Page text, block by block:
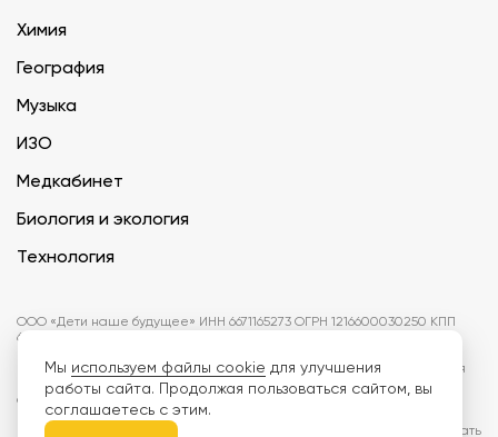
Химия
География
Музыка
ИЗО
Медкабинет
Биология и экология
Технология
ООО «Дети наше будущее» ИНН 6671165273 ОГРН 1216600030250 КПП
667101001 БИК 046577674
Информация на сайте не является публичной офертой. Изображения
могут отличаться от поставляемых товаров. Поставщик оставляет за
собой право изменить цены и характеристики товаров без
предварительного уведомления заказчика, если это не влияет на
качество поставляемой продукции. Мы используем cookie, чтобы делать
Мы используем файлы cookie для улучшения
работы сайта. Продолжая пользоваться сайтом, вы
соглашаетесь с этим.